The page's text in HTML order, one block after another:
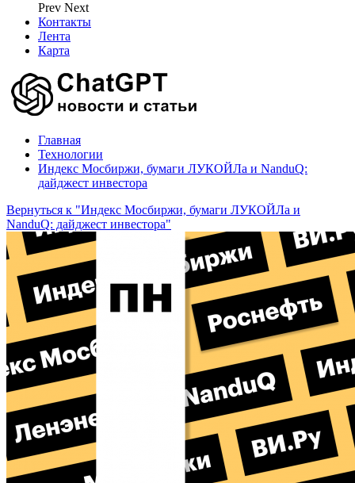
Prev Next
Контакты
Лента
Карта
Главная
Технологии
Индекс Мосбиржи, бумаги ЛУКОЙЛа и NanduQ:
дайджест инвестора
Вернуться к "Индекс Мосбиржи, бумаги ЛУКОЙЛа и
NanduQ: дайджест инвестора"